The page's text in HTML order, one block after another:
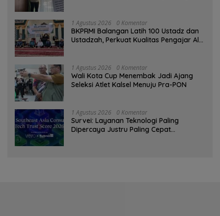
1 Agustus 2026 0 Komentar
BKPRMI Balangan Latih 100 Ustadz dan
Ustadzah, Perkuat Kualitas Pengajar Al-
1 Agustus 2026 0 Komentar
Wali Kota Cup Menembak Jadi Ajang
Seleksi Atlet Kalsel Menuju Pra-PON
1 Agustus 2026 0 Komentar
Survei: Layanan Teknologi Paling
Dipercaya Justru Paling Cepat